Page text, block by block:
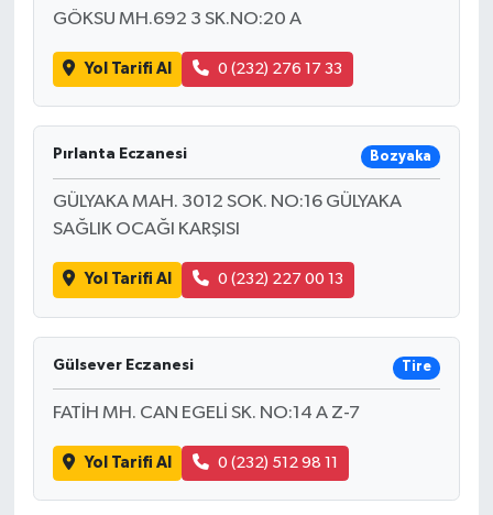
GÖKSU MH.692 3 SK.NO:20 A
Yol Tarifi Al 0 (232) 276 17 33
Pırlanta Eczanesi Bozyaka
GÜLYAKA MAH. 3012 SOK. NO:16 GÜLYAKA
SAĞLIK OCAĞI KARŞISI
Yol Tarifi Al 0 (232) 227 00 13
Gülsever Eczanesi Tire
FATİH MH. CAN EGELİ SK. NO:14 A Z-7
Yol Tarifi Al 0 (232) 512 98 11